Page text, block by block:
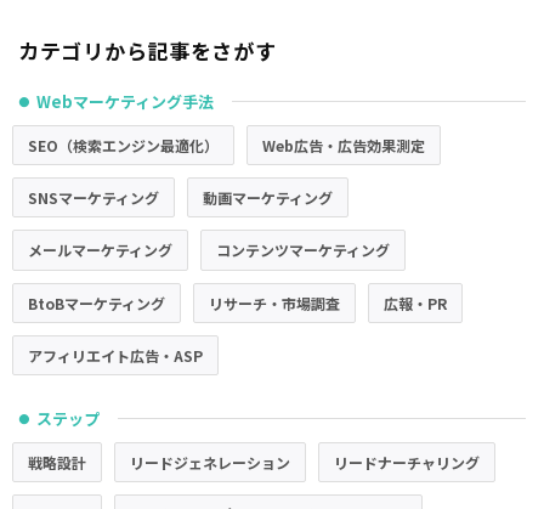
カテゴリから記事をさがす
● Webマーケティング手法
SEO（検索エンジン最適化） Web広告・広告効果測定
SNSマーケティング 動画マーケティング
メールマーケティング コンテンツマーケティング
BtoBマーケティング リサーチ・市場調査 広報・PR
アフィリエイト広告・ASP
● ステップ
戦略設計 リードジェネレーション リードナーチャリング